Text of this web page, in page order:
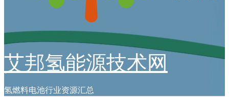
艾邦氢能源技术网
氢燃料电池行业资源汇总